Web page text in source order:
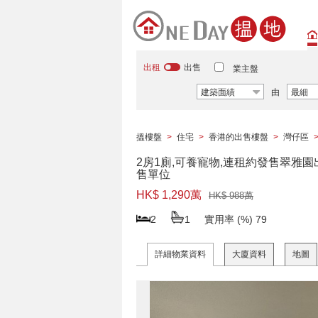
出租 出售 業主盤
建築面績 由 最細
搵樓盤 > 住宅 > 香港的出售樓盤 > 灣仔區 >
2房1廁,可養寵物,連租約發售翠雅園
售單位
HK$ 1,290萬
HK$ 988萬
2 1 實用率 (%) 79
詳細物業資料 大廈資料 地圖